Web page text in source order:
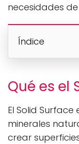
necesidades
Índice
Qué es el
El Solid
minerales
crear